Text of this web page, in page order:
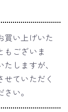
買い上げいた
もございま
しますが、
ていただく
い。